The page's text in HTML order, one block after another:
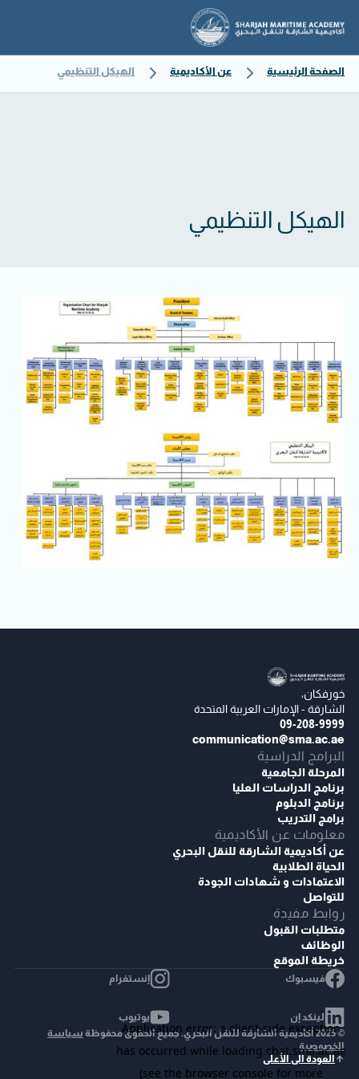
الصفحة الرئيسية عن الأكاديمية الهيكل التنظيمي
الهيكل التنظيمي
خورفكان،
الشارقة - الإمارات العربية المتحدة
09-208-9999
communication@sma.ac.ae
البرامج الدراسية
المرحلة الجامعية
برنامج الدراسات العليا
برنامج الدبلوم
برامج التدريب
معلومات عن الأكاديمية
عن أكاديمية الشارقة للنقل البحري
الحياة الطلابية
الاعتمادات و شهادات الجودة
للتواصل
روابط مفيدة
متطلبات القبول
الوظائف
خريطة الموقع
فيسبوك إنستغرام
لينكد إن
يوتيوب
© 2025 أكاديمية الشارقة للنقل البحري. جميع الحقوق محفوظة
سياسة
الخصوصية
العودة الى الأعلى